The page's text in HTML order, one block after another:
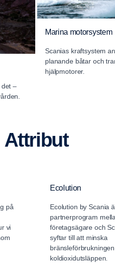
–
Marina motorsystem
Scanias kraftsystem
planande båtar och
hjälpmotorer.
Attribut
på
vi
Ecolution
Ecolution by Scania
partnerprogram
företagsägare och
syftar till att minska
koldioxidutsläppen.